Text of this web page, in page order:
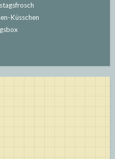
Küsschen